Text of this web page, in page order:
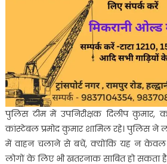
पुलिस टीम में उपनिरीक्षक दिलीप
कांस्टेबल प्रमोद कुमार शामिल रहे। पुलिस
में वाहन चलाने से बचें, क्योंकि यह न
लोगों के लिए भी खतरनाक साबित हो सकता